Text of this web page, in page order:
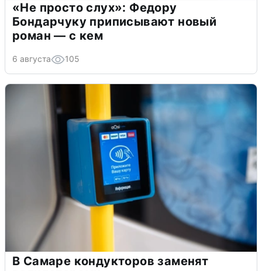
«Не просто слух»: Федору
Бондарчуку приписывают новый
роман — с кем
6 августа 105
В Самаре кондукторов заменят